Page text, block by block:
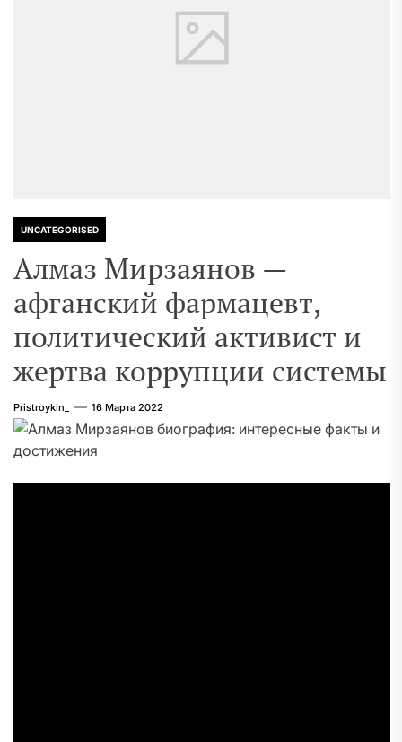
UNCATEGORISED
Алмаз Мирзаянов —
афганский фармацевт,
политический активист и
жертва коррупции системы
Pristroykin_ 16 Марта 2022